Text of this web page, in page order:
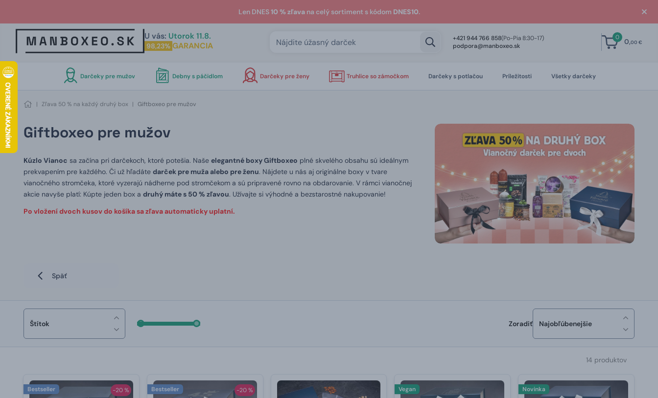
Len DNES10 % zľavana celý sortiment s kódom DNES10.
U vás: Utorok 11.8.
98,23% GARANCIA
+421 944 766 858(Po-Pia 8:30-17)
podpora@manboxeo.sk
0 0,00 €
Darčeky pre mužov Debny s páčidlom Darčeky pre ženy Truhlice so zámočkom Darčeky s potlačou Príležitosti Všetky darčeky
| Zľava 50 % na každý druhý box | Giftboxeo pre mužov
Giftboxeo pre mužov
Kúzlo Vianoc sa začína pri darčekoch, ktoré potešia. Naše elegantné boxy Giftboxeo plné skvelého obsahu sú ideálnym
prekvapením pre každého. Či už hľadáte darček pre muža alebo pre ženu. Nájdete u nás aj originálne boxy v tvare
vianočného stromčeka, ktoré vyzerajú nádherne pod stromčekom a sú pripravené rovno na obdarovanie. V rámci vianočnej
akcie navyše platí: Kúpte jeden box a druhý máte s 50 % zľavou. Užívajte si výhodné a bezstarostné nakupovanie!
Po vložení dvoch kusov do košíka sa zľava automaticky uplatní.
Späť
Štítok Zoradiť Najobľúbenejšie
14 produktov
-20 %
Bestseller -20 %
Bestseller Vegan Novinka